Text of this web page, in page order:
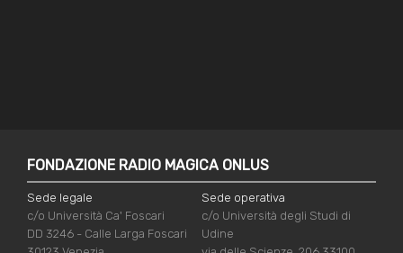
FONDAZIONE RADIO MAGICA ONLUS
Sede legale
c/o Università Ca' Foscari
DD 3246 - Calle Larga Foscari
Sede operativa
c/o Università degli Studi di
Udine